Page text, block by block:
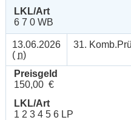
LKL/Art
6 7 0 WB
13.06.2026
( n)
31.
Preisgeld
150,00 €
LKL/Art
1 2 3 4 5 6 LP